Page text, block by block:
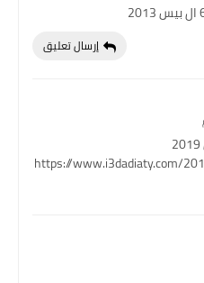
إرسال تعليق
https://www.i3dadiaty.com/